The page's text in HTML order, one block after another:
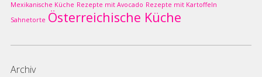
Mexikanische Küche Rezepte mit Avocado Rezepte mit Kartoffeln
Sahnetorte Österreichische Küche
Archiv